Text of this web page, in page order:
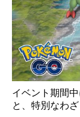
イベント期間中
と、特別なわ